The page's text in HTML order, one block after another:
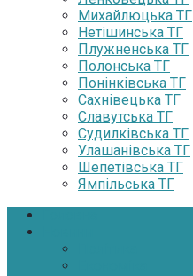
Михайлюцька ТГ
Нетішинська ТГ
Плужненська ТГ
Полонська ТГ
Понінківська ТГ
Сахнівецька ТГ
Славутська ТГ
Судилківська ТГ
Улашанівська ТГ
Шепетівська ТГ
Ямпільська ТГ